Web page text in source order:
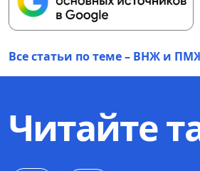
Все статьи по теме – ВНЖ и
Читайте